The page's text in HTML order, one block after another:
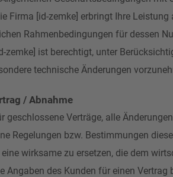
Firma [id-zemke] erbringt Ihre
Rahmenbedingungen für dessen
zemke] ist berechtigt, unter
technische Änderungen
/ Abnahme
geschlossene Verträge, alle
Regelungen bzw. Bestimmungen
eine wirksame zu ersetzen, die dem
Angaben des Kunden für einen